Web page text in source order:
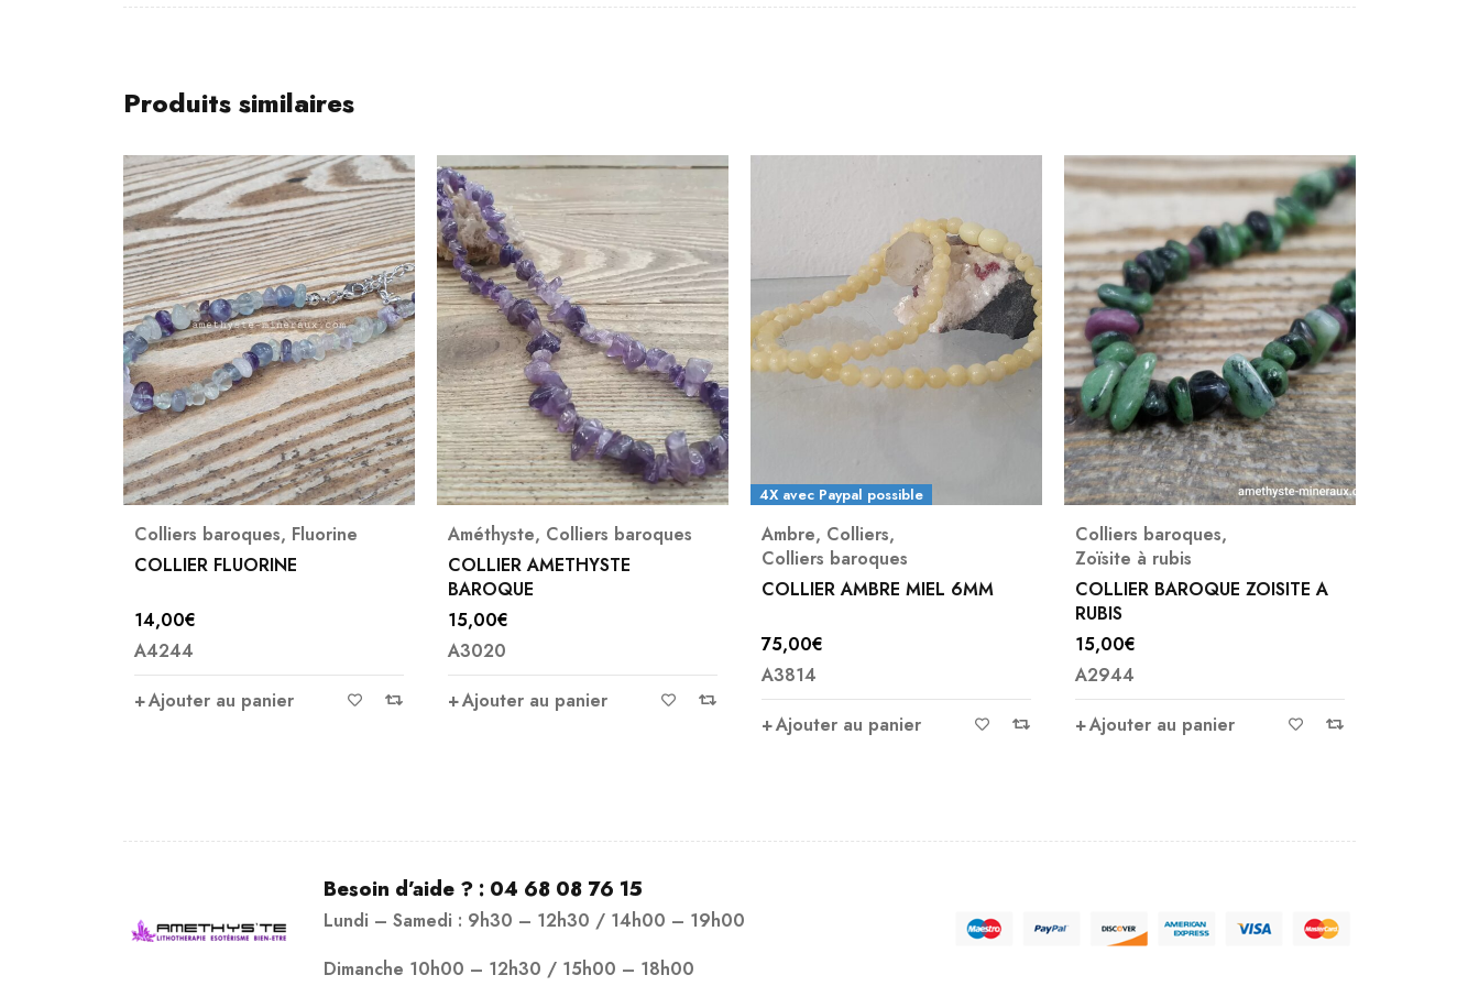
Produits similaires
Améthyste,Colliers baroques
COLLIER AMETHYSTE
15,00€
A3020
Ajouter au panier
4X avec Paypal possible
Ambre,Colliers,
Colliers baroques
COLLIER AMBRE MIEL 6MM
75,00€
A3814
Colliers baroques
Zoïsite à rubis
COLLIER BAROQUE ZOISITE A
15,00€
A2944
Ajouter au panier
Colliers baroques
COLLIER QUARTZ RUTILE
16,00
A4420
Ajouter au panier
Besoin d’aide ? : 04 68 08 76 15
Lundi – Samedi : 9h30 – 12h30 / 14h00 – 19h00
Dimanche 10h00 – 12h30 / 15h00 – 18h00